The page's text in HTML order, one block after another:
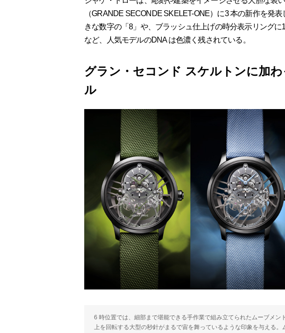
（GRANDE SECONDE SKELET-ONE）に3 本の新作を発
きな数字の「8」や、ブラッシュ仕上げの時分表示リング
など、人気モデルのDNA は色濃く残されている。
グラン・セコンド スケルトンに加
ル
6 時位置では、細部まで堪能できる手作業で組み立てられたムーブメン
上を回転する大型の秒針がまるで宙を舞っているような印象を与える